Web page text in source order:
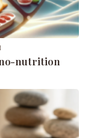
nutrition